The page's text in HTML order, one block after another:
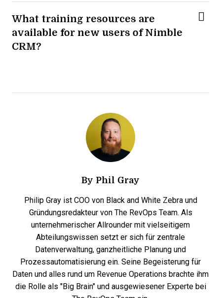
What training resources are
available for new users of Nimble
CRM?
By Phil Gray
Philip Gray ist COO von Black and White Zebra und
Gründungsredakteur von The RevOps Team. Als
unternehmerischer Allrounder mit vielseitigem
Abteilungswissen setzt er sich für zentrale
Datenverwaltung, ganzheitliche Planung und
Prozessautomatisierung ein. Seine Begeisterung für
Daten und alles rund um Revenue Operations brachte ihm
die Rolle als "Big Brain" und ausgewiesener Experte bei